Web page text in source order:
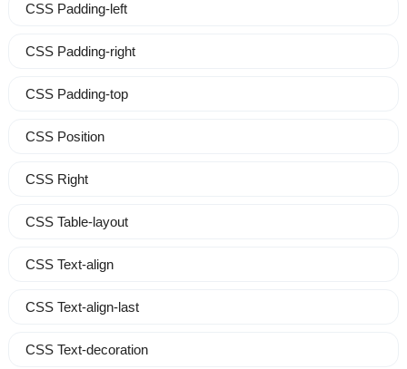
CSS Padding-left
CSS Padding-right
CSS Padding-top
CSS Position
CSS Right
CSS Table-layout
CSS Text-align
CSS Text-align-last
CSS Text-decoration